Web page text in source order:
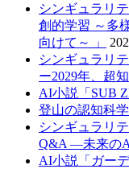
シンギュラリ
創的学習 ～多
向けて～ 」
シンギュラリ
ー2029年、超
AI小説「SUB
登山の認知科学
シンギュラリ
Q&A —未来の
AI小説「ガーデ